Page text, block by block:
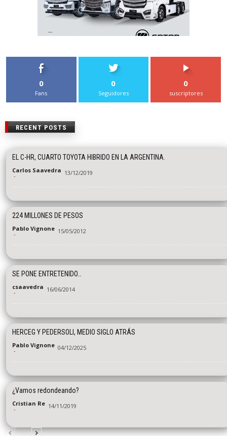
0
Fans
0
Seguidores
0
suscriptores
RECENT POSTS
EL C-HR, CUARTO TOYOTA HIBRIDO EN LA ARGENTINA.
Carlos Saavedra
- 13/12/2019
224 MILLONES DE PESOS
Pablo Vignone
- 15/05/2012
SE PONE ENTRETENIDO…
csaavedra
- 16/06/2014
HERCEG Y PEDERSOLI, MEDIO SIGLO ATRÁS
Pablo Vignone
- 04/12/2025
¿Vamos redondeando?
Cristian Re
- 14/11/2019